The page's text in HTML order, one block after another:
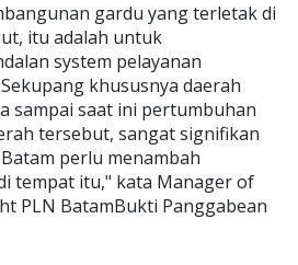
gardu yang terletak di
itu adalah untuk
system pelayanan
khususnya daerah
sampai saat ini pertumbuhan
tersebut, sangat signifikan
perlu menambah
tempat itu," kata Manager of
PLN BatamBukti Panggabean